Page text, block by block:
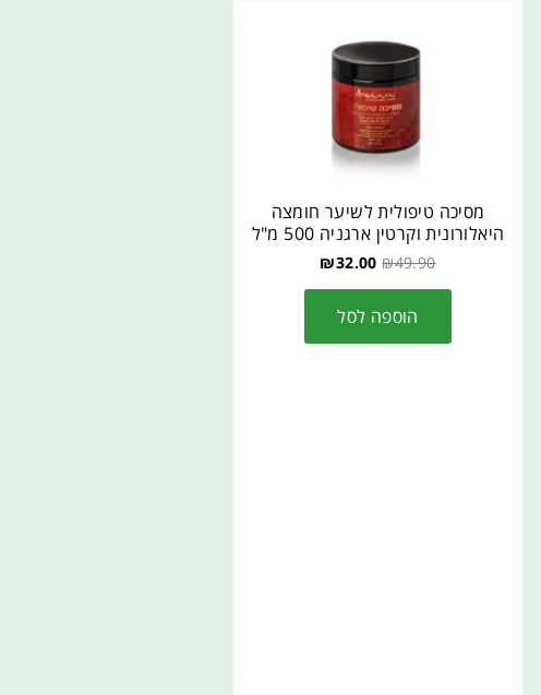
מסיכה טיפולית לשיער חומצה
היאלורונית וקרטין ארגניה 500 מ"ל
₪49.90
₪32.00
הוספה לסל